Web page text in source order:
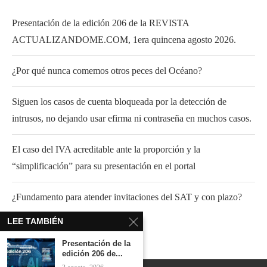
Presentación de la edición 206 de la REVISTA
ACTUALIZANDOME.COM, 1era quincena agosto 2026.
¿Por qué nunca comemos otros peces del Océano?
Siguen los casos de cuenta bloqueada por la detección de
intrusos, no dejando usar efirma ni contraseña en muchos casos.
El caso del IVA acreditable ante la proporción y la
“simplificación” para su presentación en el portal
¿Fundamento para atender invitaciones del SAT y con plazo?
LEE TAMBIÉN
Presentación de la
edición 206 de...